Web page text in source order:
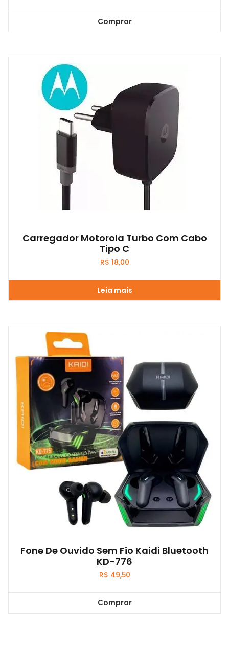
Comprar
Carregador Motorola Turbo Com Cabo
Tipo C
R$ 18,00
Leia mais
Fone De Ouvido Sem Fio Kaidi Bluetooth
KD-776
R$ 49,50
Comprar